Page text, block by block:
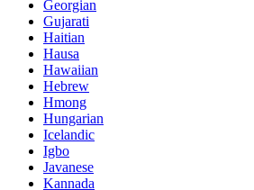
Georgian
Gujarati
Haitian
Hausa
Hawaiian
Hebrew
Hmong
Hungarian
Icelandic
Igbo
Javanese
Kannada